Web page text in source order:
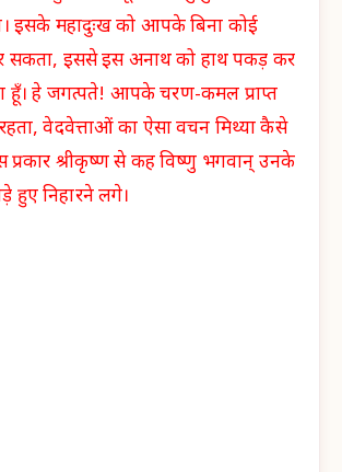
इसके महादुःख को आपके बिना कोई
सकता, इससे इस अनाथ को हाथ पकड़ कर
हूँ। हे जगत्पते! आपके चरण-कमल प्राप्त
वेदवेत्ताओं का ऐसा वचन मिथ्या कैसे
प्रकार श्रीकृष्ण से कह विष्णु भगवान् उनके
निहारने लगे।